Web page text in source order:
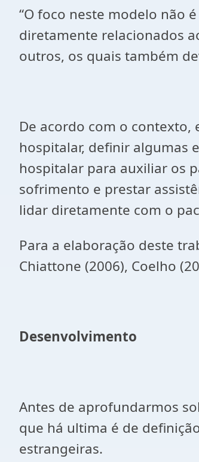
“O foco neste modelo não
diretamente relacionados
outros, os quais também
De acordo com o
hospitalar, definir algumas
hospitalar para auxiliar os
sofrimento e prestar
lidar diretamente com o
Para a elaboração deste
Chiattone (2006), Coelho
Desenvolvimento
Antes de aprofundarmos
que há ultima é de
estrangeiras.